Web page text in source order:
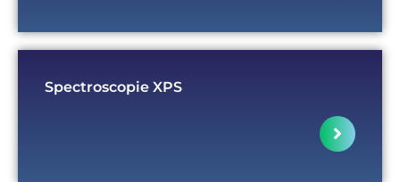
Spectroscopie XPS